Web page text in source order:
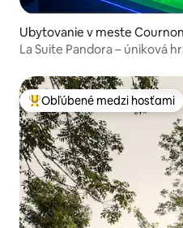
Ubytovanie v meste
La Suite Pandora – úniková
Najobľúbenejšie medzi
Obľúbené medzi hosťami